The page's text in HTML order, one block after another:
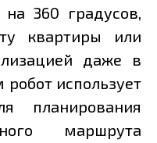
360 градусов,
квартиры или
даже в
использует
планирования
маршрута